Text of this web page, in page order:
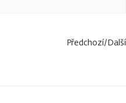
Předchozí/Další